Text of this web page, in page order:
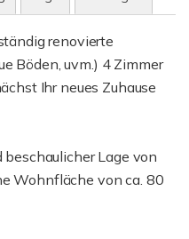
renovierte
Böden, uvm.) 4 Zimmer
Ihr neues Zuhause
Lage von
Wohnfläche von ca. 80